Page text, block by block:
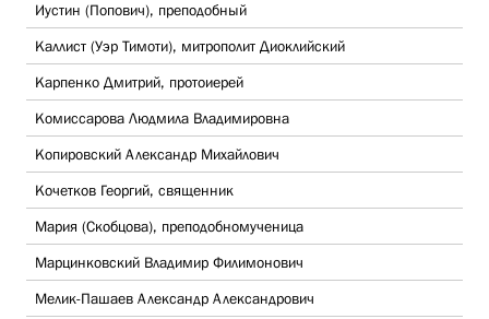
Иустин (Попович), преподобный
Каллист (Уэр Тимоти), митрополит Диоклийский
Карпенко Дмитрий, протоиерей
Комиссарова Людмила Владимировна
Копировский Александр Михайлович
Кочетков Георгий, священник
Мария (Скобцова), преподобномученица
Марцинковский Владимир Филимонович
Мелик-Пашаев Александр Александрович